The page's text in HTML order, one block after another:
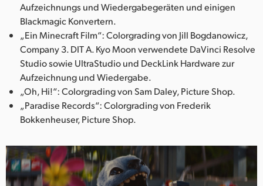
Aufzeichnungs und Wiedergabegeräten und einigen
Blackmagic Konvertern.
„Ein Minecraft Film“: Colorgrading von Jill Bogdanowicz,
Company 3. DIT A. Kyo Moon verwendete DaVinci Resolve
Studio sowie UltraStudio und DeckLink Hardware zur
Aufzeichnung und Wiedergabe.
„Oh, Hi!“: Colorgrading von Sam Daley, Picture Shop.
„Paradise Records“: Colorgrading von Frederik
Bokkenheuser, Picture Shop.